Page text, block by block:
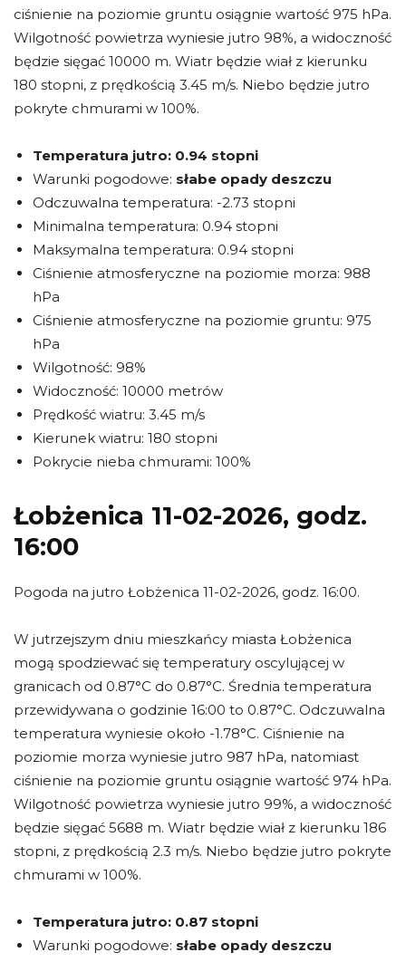
ciśnienie na poziomie gruntu osiągnie wartość 975 hPa.
Wilgotność powietrza wyniesie jutro 98%, a widoczność
będzie sięgać 10000 m. Wiatr będzie wiał z kierunku
180 stopni, z prędkością 3.45 m/s. Niebo będzie jutro
pokryte chmurami w 100%.
Temperatura jutro: 0.94 stopni
Warunki pogodowe: słabe opady deszczu
Odczuwalna temperatura: -2.73 stopni
Minimalna temperatura: 0.94 stopni
Maksymalna temperatura: 0.94 stopni
Ciśnienie atmosferyczne na poziomie morza: 988
hPa
Ciśnienie atmosferyczne na poziomie gruntu: 975
hPa
Wilgotność: 98%
Widoczność: 10000 metrów
Prędkość wiatru: 3.45 m/s
Kierunek wiatru: 180 stopni
Pokrycie nieba chmurami: 100%
Łobżenica 11-02-2026, godz.
16:00
Pogoda na jutro Łobżenica 11-02-2026, godz. 16:00.
W jutrzejszym dniu mieszkańcy miasta Łobżenica
mogą spodziewać się temperatury oscylującej w
granicach od 0.87°C do 0.87°C. Średnia temperatura
przewidywana o godzinie 16:00 to 0.87°C. Odczuwalna
temperatura wyniesie około -1.78°C. Ciśnienie na
poziomie morza wyniesie jutro 987 hPa, natomiast
ciśnienie na poziomie gruntu osiągnie wartość 974 hPa.
Wilgotność powietrza wyniesie jutro 99%, a widoczność
będzie sięgać 5688 m. Wiatr będzie wiał z kierunku 186
stopni, z prędkością 2.3 m/s. Niebo będzie jutro pokryte
chmurami w 100%.
Temperatura jutro: 0.87 stopni
Warunki pogodowe: słabe opady deszczu